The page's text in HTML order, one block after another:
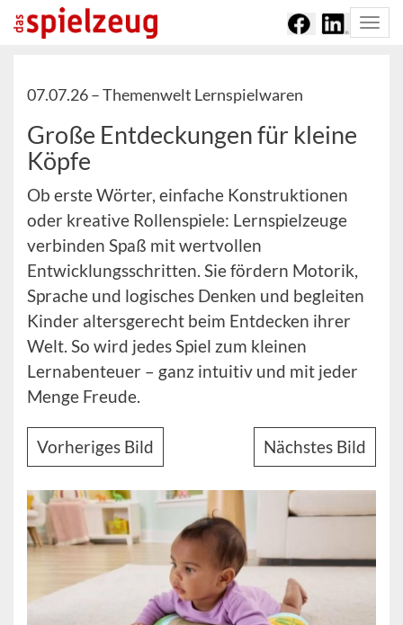
07.07.26 –Themenwelt Lernspielwaren
Große Entdeckungen für kleine
Köpfe
Ob erste Wörter, einfache Konstruktionen
oder kreative Rollenspiele: Lernspielzeuge
verbinden Spaß mit wertvollen
Entwicklungsschritten. Sie fördern Motorik,
Sprache und logisches Denken und begleiten
Kinder altersgerecht beim Entdecken ihrer
Welt. So wird jedes Spiel zum kleinen
Lernabenteuer – ganz intuitiv und mit jeder
Menge Freude.
Vorheriges Bild Nächstes Bild